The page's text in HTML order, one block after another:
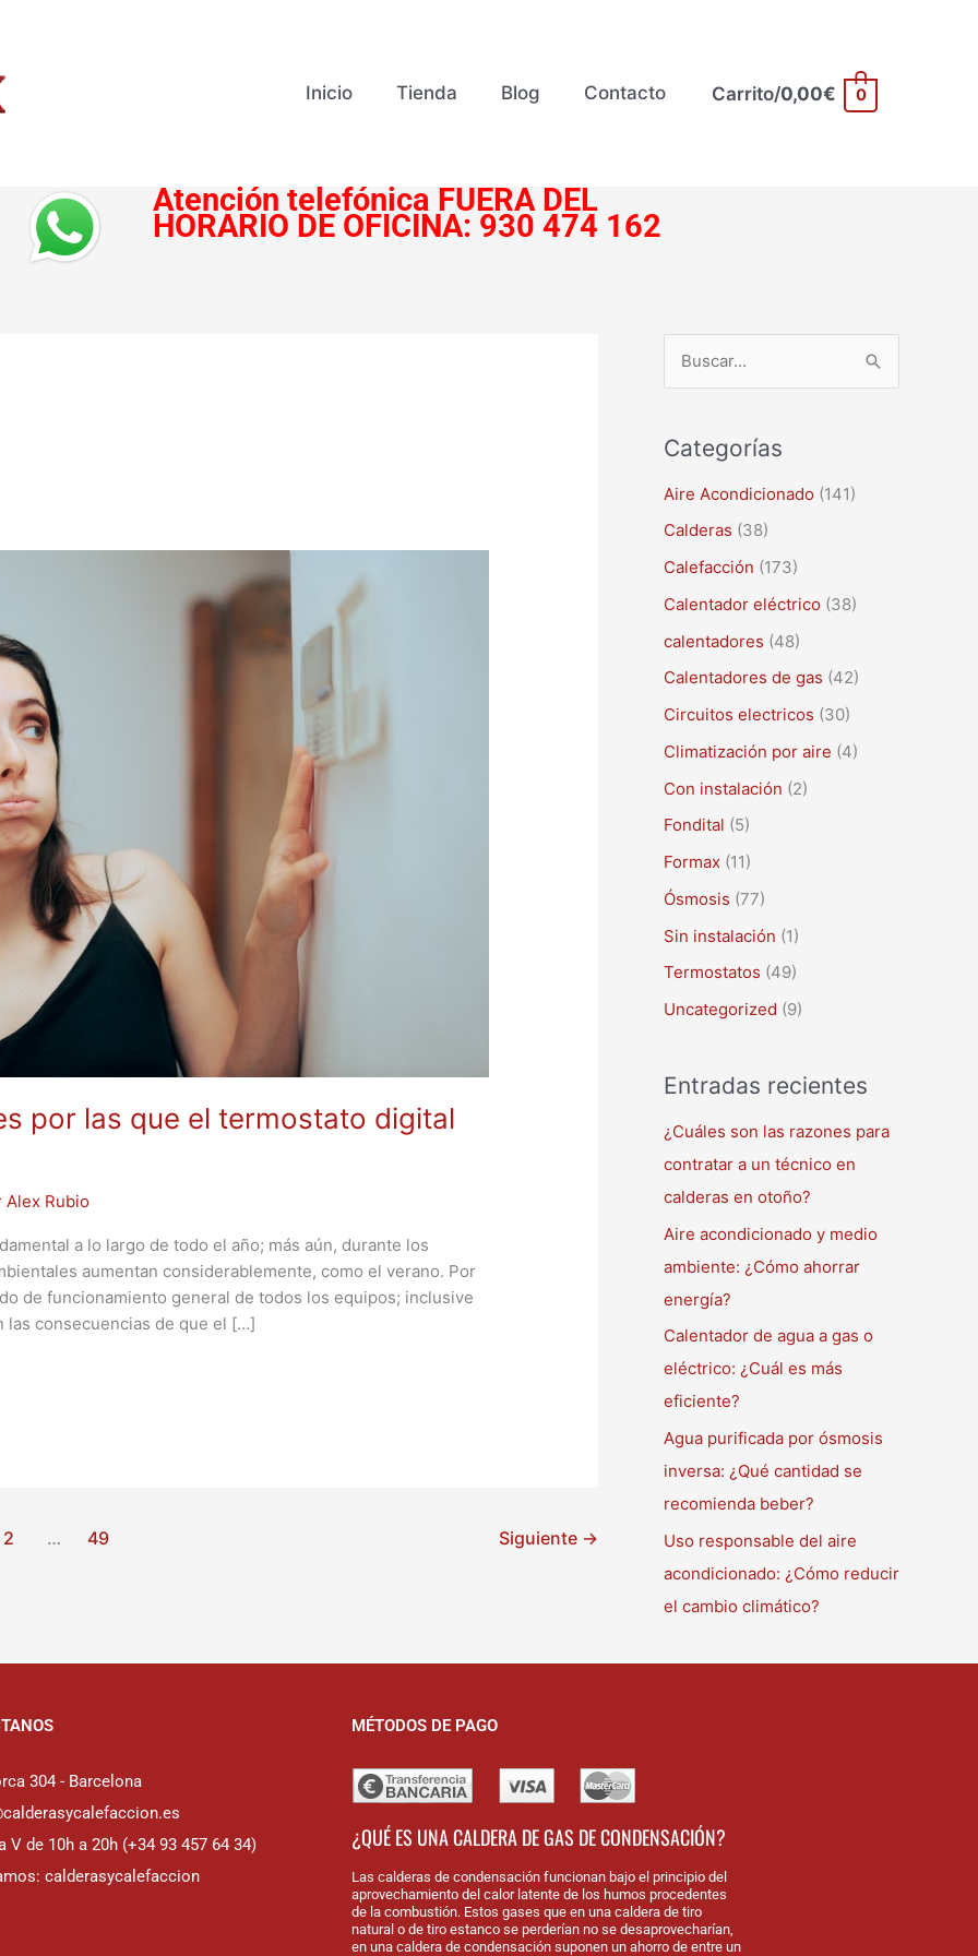
Inicio Tienda Blog Contacto Carrito/0,00€ 0
Atención telefónica FUERA DEL
HORARIO DE OFICINA: 930 474 162
por las que el termostato digital
Alex Rubio
a lo largo de todo el año; más aún, durante los
aumentan considerablemente, como el verano. Por
de funcionamiento general de todos los equipos; inclusive
las consecuencias de que el […]
2 … 49 Siguiente →
c
a
r
p
o
Categorías
Aire Acondicionado (141)
Calderas (38)
Calefacción (173)
Calentador eléctrico (38)
calentadores (48)
Calentadores de gas (42)
Circuitos electricos (30)
Climatización por aire (4)
Con instalación (2)
Fondital (5)
Formax (11)
Ósmosis (77)
Sin instalación (1)
Termostatos (49)
Uncategorized (9)
Entradas recientes
¿Cuáles son las razones para
contratar a un técnico en
calderas en otoño?
Aire acondicionado y medio
ambiente: ¿Cómo ahorrar
energía?
Calentador de agua a gas o
eléctrico: ¿Cuál es más
eficiente?
Agua purificada por ósmosis
inversa: ¿Qué cantidad se
recomienda beber?
Uso responsable del aire
acondicionado: ¿Cómo reducir
el cambio climático?
304 - Barcelona
V de 10h a 20h (+34 93 457 64 34)
calderasycalefaccion
MÉTODOS DE PAGO
¿QUÉ ES UNA CALDERA DE GAS DE CONDENSACIÓN?
Las calderas de condensación funcionan bajo el principio del
aprovechamiento del calor latente de los humos procedentes
de la combustión. Estos gases que en una caldera de tiro
natural o de tiro estanco se perderían no se desaprovecharían,
en una caldera de condensación suponen un ahorro de entre un